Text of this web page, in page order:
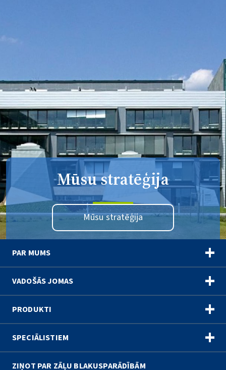
Mūsu stratēģija
Mūsu stratēģija
PAR MUMS
Kontakti
Mūsu stratēģija
Darbības jomas
Mūsu vēsture
VADOŠĀS JOMAS
Neiropsihiatrija
Biotehnoloģijas
Sieviešu veselības aprūpe
PRODUKTI
Sirds un asinsvadu sistēmas slimības
Centrālās un nervu sistēmas slimības
SPECIĀLISTIEM
Gedeon Richter Akadēmija
ZIŅOT PAR ZĀĻU BLAKUSPARĀDĪBĀM